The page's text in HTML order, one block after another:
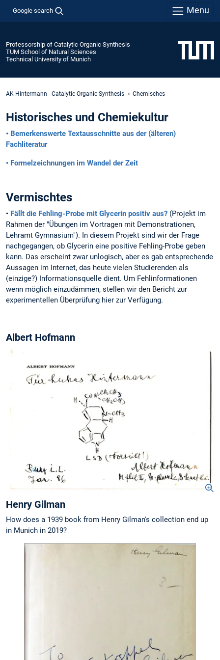
Google search Menu
Professorship of Catalytic Organic Synthesis
TUM School of Natural Sciences
Technical University of Munich
AK Hintermann - Catalytic Organic Synthesis Chemisches
Historisches und Chemiekultur
• Bemerkenswerte Textausschnitte aus der (älteren)
Fachliteratur
• Formelzeichnungen im Wandel der Zeit
Vermischtes
• Fällt die Fehling-Probe mit Glycerin positiv aus? (Projekt im
Rahmen der "Übungen im Vortragen mit Demonstrationen,
Lehramt Gymnasium"). In diesem Projekt sind wir der Frage
nachgegangen, ob Glycerin eine positive Fehling-Probe geben
kann. Das erscheint zwar unlogisch, aber es gab entsprechende
Aussagen im Internet, das heute vielen Studierenden als
(einzige?) Informationsquelle dient. Um Fehlinformationen
wenn möglich einzudämmen, stellen wir den Bericht zur
experimentellen Überprüfung hier zur Verfügung.
Albert Hofmann
Henry Gilman
How does a 1939 book from Henry Gilman's collection end up
in Munich in 2019?